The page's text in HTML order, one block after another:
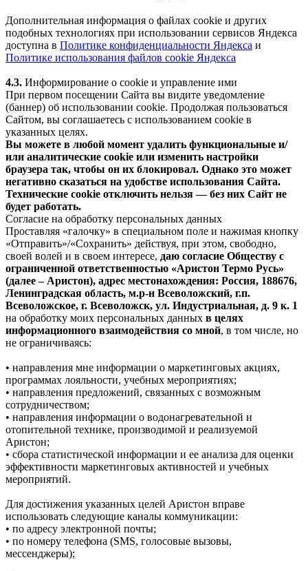
Дополнительная информация о файлах cookie и других
подобных технологиях при использовании сервисов Яндекса
доступна в Политике конфиденциальности Яндекса и
Политике использования файлов cookie Яндекса
4.3. Информирование о cookie и управление ими
При первом посещении Сайта вы видите уведомление
(баннер) об использовании cookie. Продолжая пользоваться
Сайтом, вы соглашаетесь с использованием cookie в
указанных целях.
Вы можете в любой момент удалить функциональные и/
или аналитические cookie или изменить настройки
браузера так, чтобы он их блокировал. Однако это может
негативно сказаться на удобстве использования Сайта.
Технические cookie отключить нельзя — без них Сайт не
будет работать.
Согласие на обработку персональных данных
Проставляя «галочку» в специальном поле и нажимая кнопку
«Отправить»/«Сохранить» действуя, при этом, свободно,
своей волей и в своем интересе, даю согласие Обществу с
ограниченной ответственностью «Аристон Термо Русь»
(далее – Аристон), адрес местонахождения: Россия, 188676,
Ленинградская область, м.р-н Всеволожский, г.п.
Всеволожское, г. Всеволожск, ул. Индустриальная, д. 9 к. 1
на обработку моих персональных данных в целях
информационного взаимодействия со мной, в том числе, но
не ограничиваясь:
• направления мне информации о маркетинговых акциях,
программах лояльности, учебных мероприятиях;
• направления предложений, связанных с возможным
сотрудничеством;
• направления информации о водонагревательной и
отопительной технике, производимой и реализуемой
Аристон;
• сбора статистической информации и ее анализа для оценки
эффективности маркетинговых активностей и учебных
мероприятий.
Для достижения указанных целей Аристон вправе
использовать следующие каналы коммуникации:
• по адресу электронной почты;
• по номеру телефона (SMS, голосовые вызовы,
мессенджеры);